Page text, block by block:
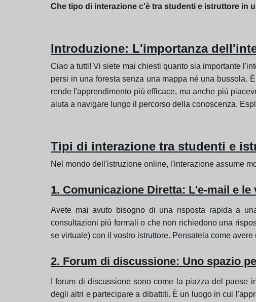
Che tipo di interazione c'è tra studenti e istruttore in
Introduzione: L'importanza
Ciao a tutti! Vi siete mai chiesti quanto sia importante
persi in una foresta senza una mappa né una bussola.
rende l'apprendimento più efficace, ma anche più
aiuta a navigare lungo il percorso della conoscenza.
Tipi di interazione tra studenti e
Nel mondo dell'istruzione online, l'interazione assume
1. Comunicazione Diretta: L'e-mail e le
Avete mai avuto bisogno di una risposta rapida a
consultazioni più formali o che non richiedono una
se virtuale) con il vostro istruttore. Pensatela come
2. Forum di discussione: Uno spazio
I forum di discussione sono come la piazza del
degli altri e partecipare a dibattiti. È un luogo in cui